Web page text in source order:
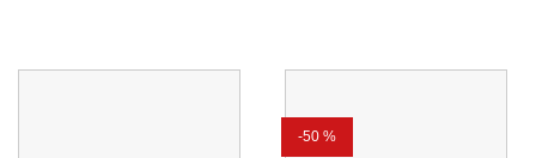
-50 %